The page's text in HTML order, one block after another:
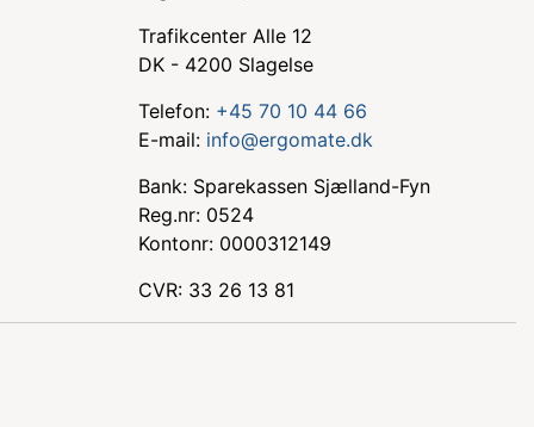
Trafikcenter Alle 12
DK - 4200 Slagelse
Telefon: +45 70 10 44 66
E-mail: info@ergomate.dk
Bank: Sparekassen Sjælland-Fyn
Reg.nr: 0524
Kontonr: 0000312149
CVR: 33 26 13 81